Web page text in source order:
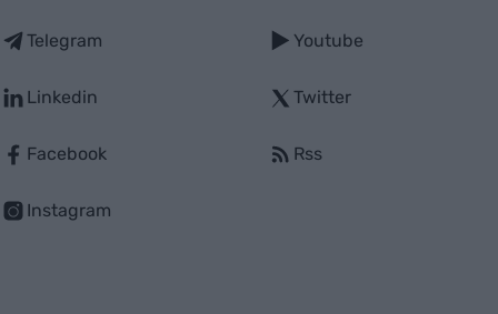
Telegram
Linkedin
Facebook
Instagram
Youtube
Twitter
Rss